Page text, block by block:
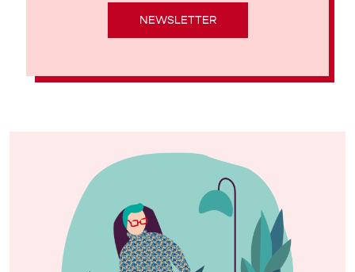
NEWSLETTER